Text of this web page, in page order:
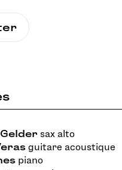
sax alto
guitare acoustique
piano